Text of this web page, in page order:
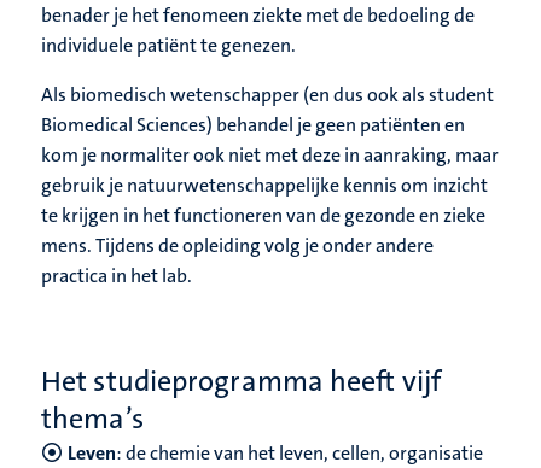
benader je het fenomeen ziekte met de bedoeling de
individuele patiënt te genezen.
Als biomedisch wetenschapper (en dus ook als student
Biomedical Sciences) behandel je geen patiënten en
kom je normaliter ook niet met deze in aanraking, maar
gebruik je natuurwetenschappelijke kennis om inzicht
te krijgen in het functioneren van de gezonde en zieke
mens. Tijdens de opleiding volg je onder andere
practica in het lab.
Het studieprogramma heeft vijf
thema’s
Leven: de chemie van het leven, cellen, organisatie